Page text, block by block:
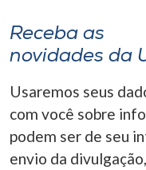
A-
Receba as
novidades da
Usaremos seus
com você sobre
podem ser de seu
envio da